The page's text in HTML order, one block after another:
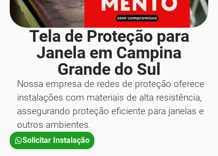
Tela de Proteção para
Janela em Campina
Grande do Sul
Nossa empresa de redes de proteção oferece
instalações com materiais de alta resistência,
assegurando proteção eficiente para janelas e
outros ambientes.
Solicitar Instalação